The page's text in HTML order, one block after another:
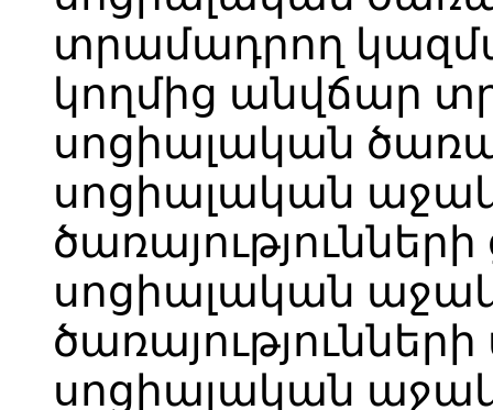
տրամադրող
կողմից անվճար
սոցիալական
սոցիալական
սոցիալական
սոցիալական